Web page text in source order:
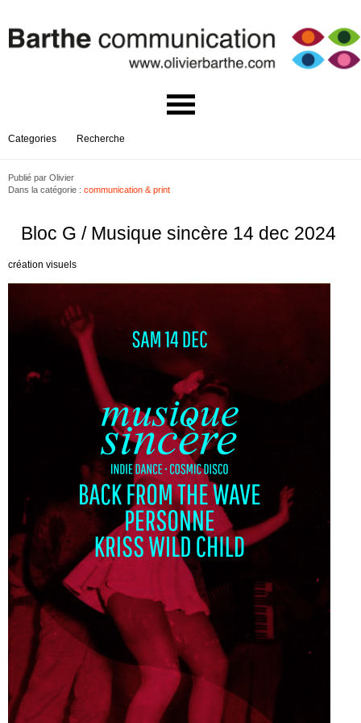
Categories Recherche
Publié par Olivier
Dans la catégorie : communication & print
Bloc G / Musique sincère 14 dec 2024
création visuels